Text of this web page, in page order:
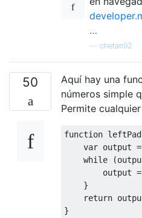
…
chetan92
50
Aquí hay una
números simple
Permite
function leftPad
var output =
while
(
        output
=
}
return
}